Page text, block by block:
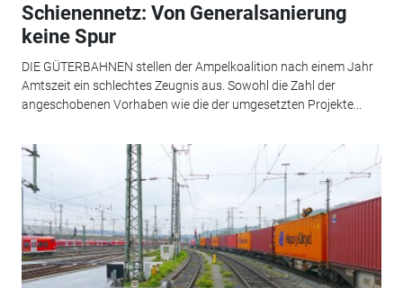
Schienennetz: Von Generalsanierung
keine Spur
DIE GÜTERBAHNEN stellen der Ampelkoalition nach einem Jahr
Amtszeit ein schlechtes Zeugnis aus. Sowohl die Zahl der
angeschobenen Vorhaben wie die der umgesetzten Projekte...